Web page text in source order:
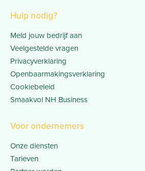
Hulp nodig?
Meld jouw bedrijf aan
Veelgestelde vragen
Privacyverklaring
Openbaarmakingsverklaring
Cookiebeleid
Smaakvol NH Business
Voor ondernemers
Onze diensten
Tarieven